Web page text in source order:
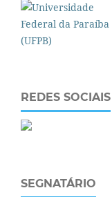
REDES SOCIAIS
SEGNATÁRIO